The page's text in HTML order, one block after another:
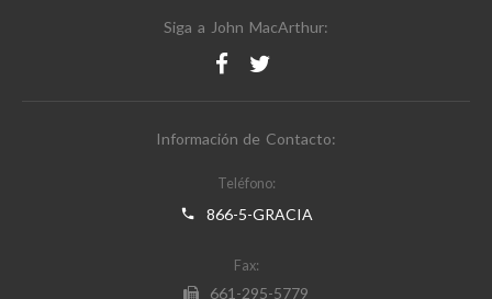
Siga a John MacArthur:
Información de Contacto:
Teléfono:
866-5-GRACIA
Fax:
661-295-5779